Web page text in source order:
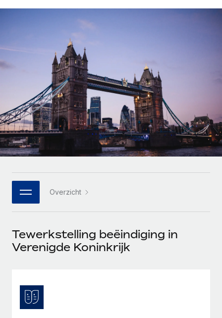
INFRASTRUCTUUR
Remote Embedded
HR naadloos in workflows integreren
Platform
Ingebouwde essentiële HR-functies voor je team
Verbinden
Nieuw
Integraties
Processen stroomlijnen met essentiële zakelijke tools
Vraag een expert
Krijg hulp van global HR- en juridische experts
Vereenvoudig het screeningsproces van
kandidaten
Start-ups
Flexibele global HR en payroll solutions voor groeiende
bedrijven
Mid-market
Teams uitbreiden met HR solutions op maat
Enterprise
Global HR voor grote bedrijven
Strategische technologiepartners
Integreer global HR flexibel in je platform
Een partner worden
Remote Build Binnenkort beschikbaar
CASESTUDY'S
Betalingscalculator voor zzp'ers
Ontdek valuta-opties en betaalsnelheden voor
internationale zzp'ers
LEREN MET REMOTE
Onderzoek en gidsen
Casestudy's
HR-woordenlijst
Checklists en templates
Webinars
Evenementen
Inzicht in salaris en talent
Alle bronnen bekijken
Deutsch
Italiano
Português (Portugal)
中文（简体）
Overzicht
Tewerkstelling beëindiging in
Verenigde Koninkrijk